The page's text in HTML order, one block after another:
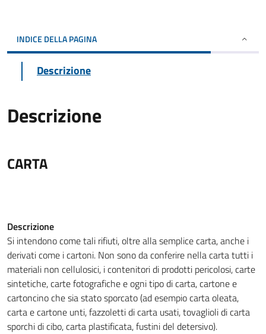
INDICE DELLA PAGINA
Descrizione
Descrizione
CARTA
Descrizione
Si intendono come tali rifiuti, oltre alla semplice carta, anche i
derivati come i cartoni. Non sono da conferire nella carta tutti i
materiali non cellulosici, i contenitori di prodotti pericolosi, carte
sintetiche, carte fotografiche e ogni tipo di carta, cartone e
cartoncino che sia stato sporcato (ad esempio carta oleata,
carta e cartone unti, fazzoletti di carta usati, tovaglioli di carta
sporchi di cibo, carta plastificata, fustini del detersivo).